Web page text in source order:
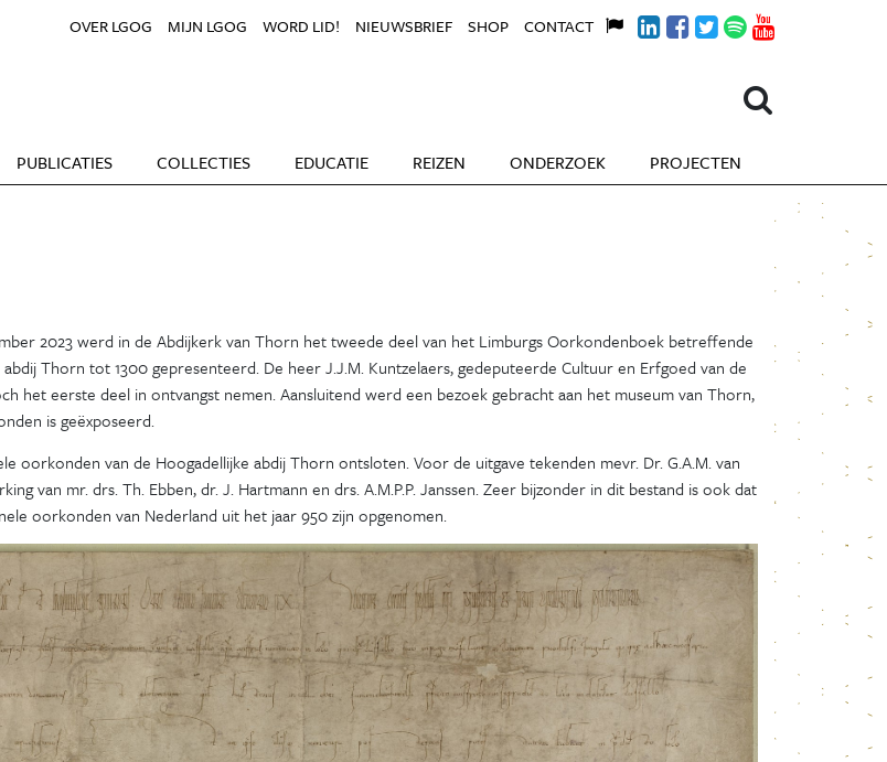
PUBLICATIES COLLECTIES EDUCATIE REIZEN ONDERZOEK PROJECTEN
OVER LGOG MIJN LGOG WORD LID! NIEUWSBRIEF SHOP CONTACT
2023 werd in de Abdijkerk van Thorn het tweede deel van het Limburgs Oorkondenboek betreffende
Thorn tot 1300 gepresenteerd. De heer J.J.M. Kuntzelaers, gedeputeerde Cultuur en Erfgoed van de
het eerste deel in ontvangst nemen. Aansluitend werd een bezoek gebracht aan het museum van Thorn,
is geëxposeerd.
oorkonden van de Hoogadellijke abdij Thorn ontsloten. Voor de uitgave tekenden mevr. Dr. G.A.M. van
van mr. drs. Th. Ebben, dr. J. Hartmann en drs. A.M.P.P. Janssen. Zeer bijzonder in dit bestand is ook dat
oorkonden van Nederland uit het jaar 950 zijn opgenomen.